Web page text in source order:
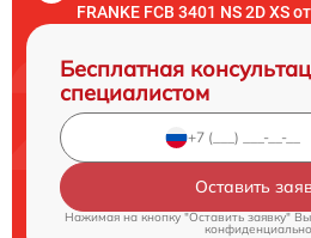
FRANKE FCB 3401 NS 2D XS
Бесплатная
специалистом
Оставить
Нажимая на кнопку "Оставить заявку"